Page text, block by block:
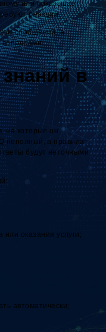
или показывает
реакции.
сообщений, а
вопросами.
в
на которые он
неполный, а правила
будут неточными
или оказания услуги;
автоматически;